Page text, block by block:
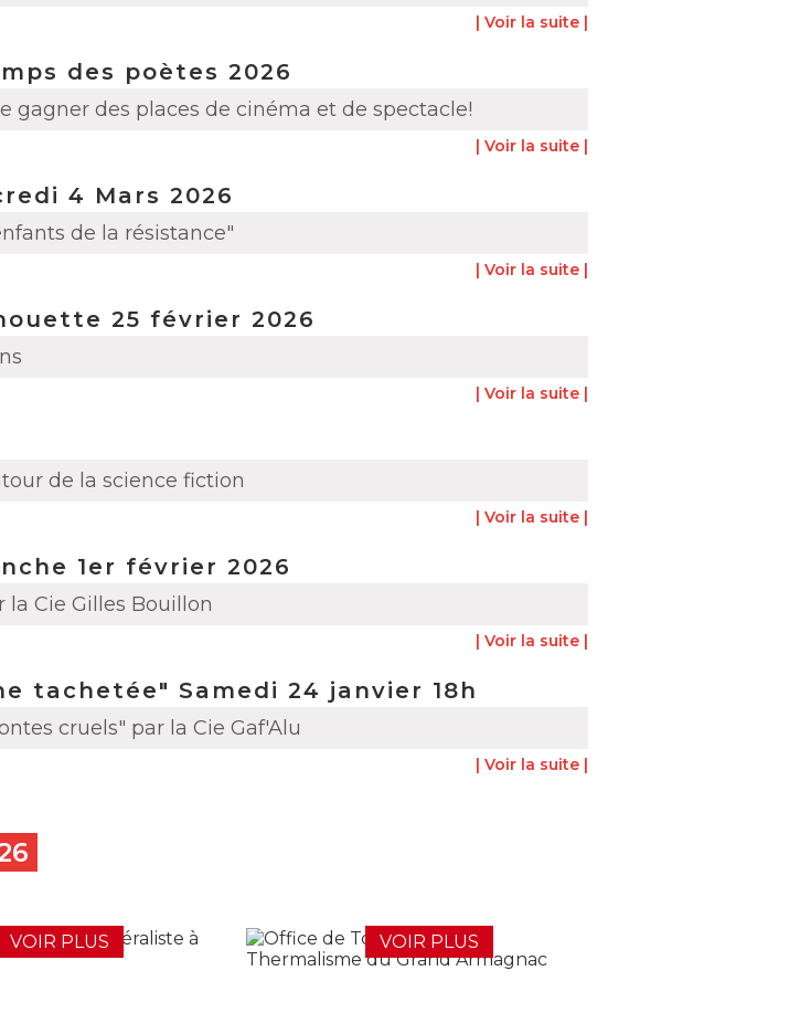
| Voir la suite |
des poètes 2026
gagner des places de cinéma et de spectacle!
| Voir la suite |
4 Mars 2026
de la résistance"
| Voir la suite |
25 février 2026
| Voir la suite |
de la science fiction
| Voir la suite |
1er février 2026
la Cie Gilles Bouillon
| Voir la suite |
tachetée" Samedi 24 janvier 18h
cruels" par la Cie Gaf'Alu
| Voir la suite |
VOIR PLUS VOIR PLUS